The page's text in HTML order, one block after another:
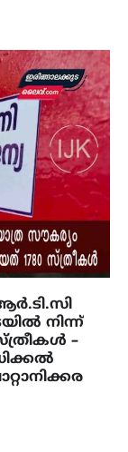
നിന്ന്
–